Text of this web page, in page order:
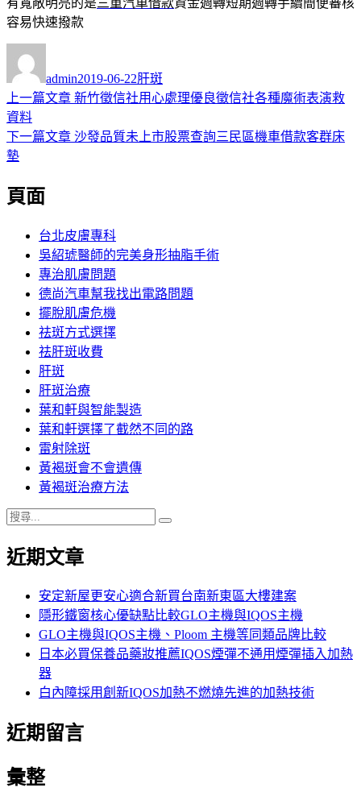
容易快速撥款
者
admin佈
日
2019-06-22類
肝斑
文
章
導
覽
上一篇文章 上
篇
新竹徵信社用心處理優良徵信社各種魔術表演救
資料
下一篇文章 下
沙發品質未上市股票查詢三民區機車借款客群床
墊
頁面
台北皮膚專科
吳紹琥醫師的完美身形抽脂手術
專治肌膚問題
德尚汽車幫我找出電路問題
擺脫肌膚危機
祛斑方式選擇
祛肝斑收費
肝斑
肝斑治療
葉和軒與智能製造
葉和軒選擇了截然不同的路
雷射除斑
黃褐斑會不會遺傳
黃褐斑治療方法
搜
關
近期文章
安定新屋更安心適合新買台南新東區大樓建案
隱形鐵窗核心優缺點比較GLO主機與IQOS主機
GLO主機與IQOS主機、Ploom 主機等同類品牌比較
日本必買保養品藥妝推薦IQOS煙彈不通用煙彈插入加熱
器
白內障採用創新IQOS加熱不燃燒先進的加熱技術
近期留言
彙整